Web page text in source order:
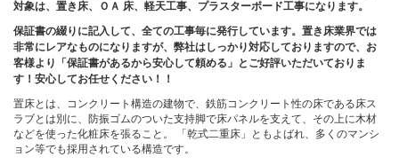
対象は、置き床、ＯＡ 床、軽天工事、プラスターボード工事になります。
保証書の綴りに記入して、全ての工事毎に発行しています。置き床業界では
非常にレアなものになりますが、弊社はしっかり対応しておりますので、お
客様より「保証書があるから安心して頼める」とご好評いただいておりま
す！安心してお任せください！！
置床とは、コンクリート構造の建物で、鉄筋コンクリート性の床である床ス
ラブとは別に、防振ゴムのついた支持脚で床パネルを支えて、その上に木材
などを使った化粧床を張ること。 「乾式二重床」ともよばれ、多くのマンシ
ョン等でも採用されている構造です。